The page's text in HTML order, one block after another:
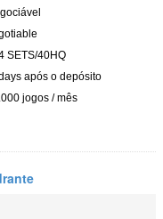
SETS/40HQ
após o depósito
jogos / mês